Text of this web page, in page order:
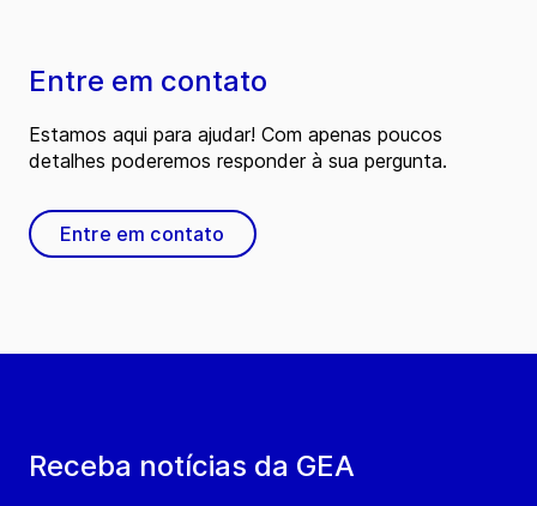
Receba notícias da GEA
Entre em contato
Estamos aqui para ajudar! Com apenas poucos
detalhes poderemos responder à sua pergunta.
Entre em contato